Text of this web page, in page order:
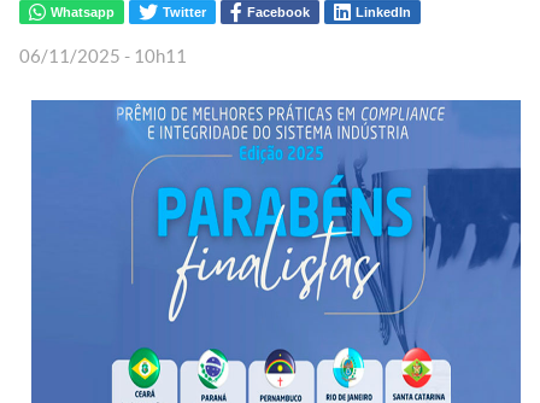
Whatsapp Twitter Facebook LinkedIn
06/11/2025 - 10h11